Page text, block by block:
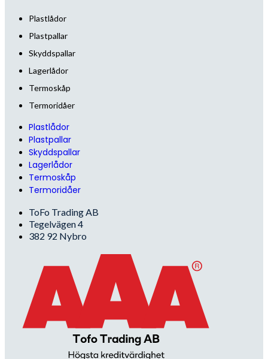
Plastlådor
Plastpallar
Skyddspallar
Lagerlådor
Termoskåp
Termoridåer
Plastlådor
Plastpallar
Skyddspallar
Lagerlådor
Termoskåp
Termoridåer
ToFo Trading AB
Tegelvägen 4
382 92 Nybro